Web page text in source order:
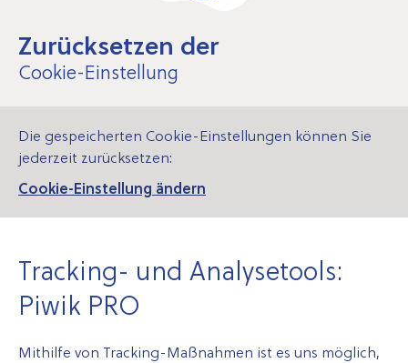
Zurücksetzen der
Cookie-Einstellung
Die gespeicherten Cookie-Einstellungen können Sie
jederzeit zurücksetzen:
Cookie-Einstellung ändern
Tracking- und Analysetools:
Piwik PRO
Mithilfe von Tracking-Maßnahmen ist es uns möglich,